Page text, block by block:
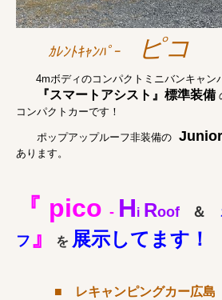
ｶﾚﾝﾄｷｬﾝﾊﾟｰ ピコ
4mボディのコンパクトミニバンキャン
『スマートアシスト』標準装備
コンパクトカーです！
ポップアップルーフ非装備の Junior
あります。
『 pico - Hi Roof ＆
フ 』 を 展示してます！
■ レキャンピングカー広島